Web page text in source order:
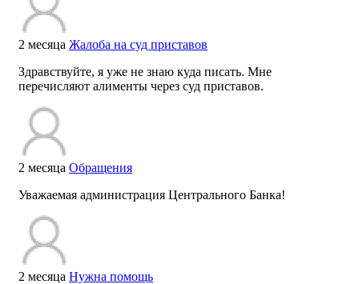
2 месяца Жалоба на суд приставов
Здравствуйте, я уже не знаю куда писать. Мне
перечисляют алименты через суд приставов.
2 месяца Обращения
Уважаемая администрация Центрального Банка!
2 месяца Нужна помощь